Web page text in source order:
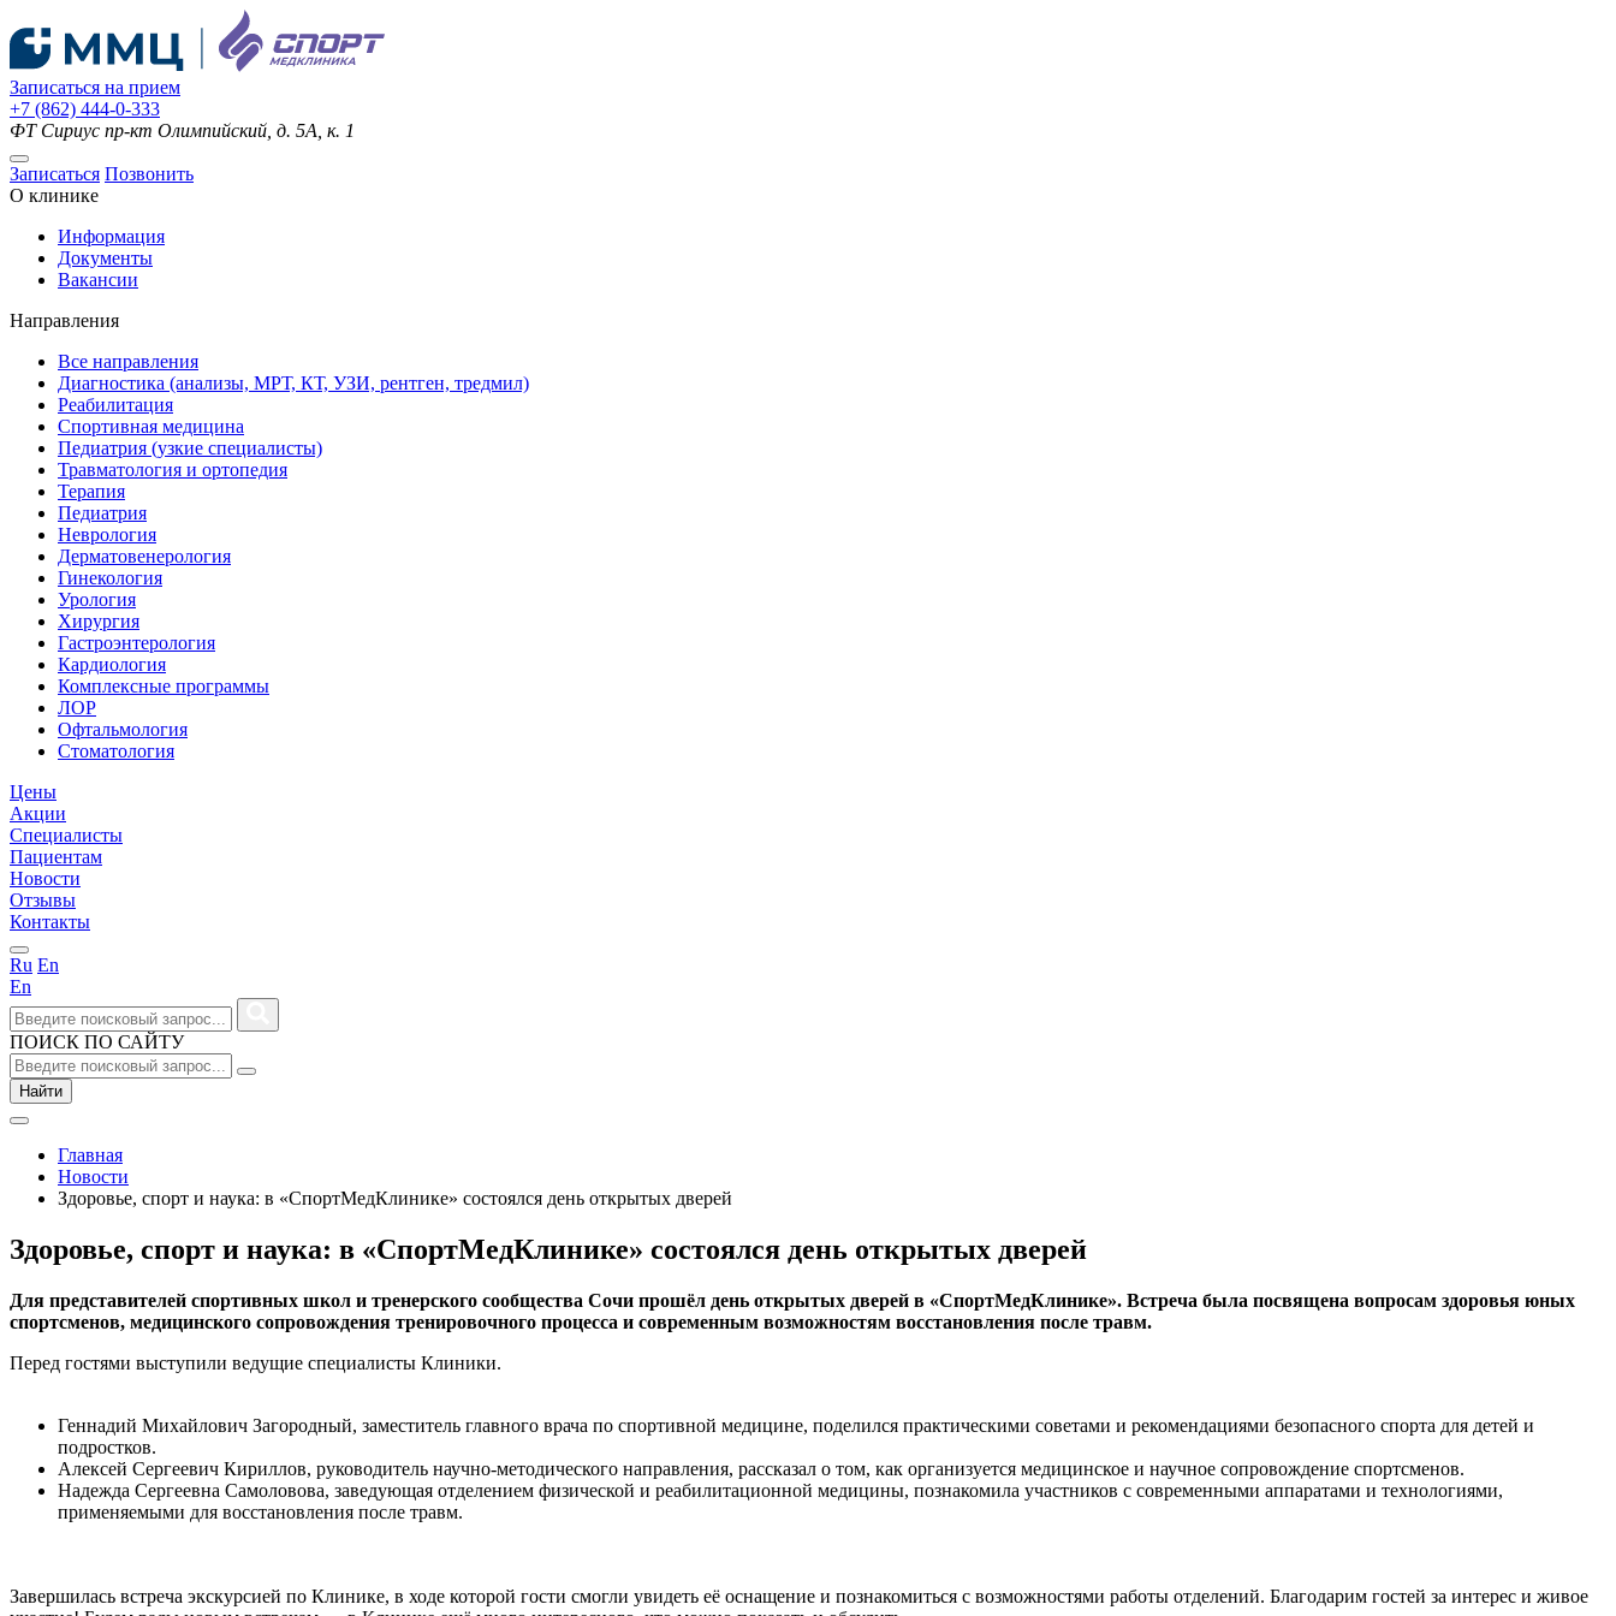
Записаться на прием
+7 (862) 444-0-333
ФТ Сириус пр-кт Олимпийский, д. 5А, к. 1
Записаться Позвонить
О клинике
Информация
Документы
Вакансии
Направления
Все направления
Диагностика (анализы, МРТ, КТ, УЗИ, рентген, тредмил)
Реабилитация
Спортивная медицина
Педиатрия (узкие специалисты)
Травматология и ортопедия
Терапия
Педиатрия
Неврология
Дерматовенерология
Гинекология
Урология
Хирургия
Гастроэнтерология
Кардиология
Комплексные программы
ЛОР
Офтальмология
Стоматология
Цены
Акции
Специалисты
Пациентам
Новости
Отзывы
Контакты
Ru En
En
ПОИСК ПО САЙТУ
Найти
Главная
Новости
Здоровье, спорт и наука: в «СпортМедКлинике» состоялся день открытых дверей
Здоровье, спорт и наука: в «СпортМедКлинике» состоялся день открытых дверей
Для представителей спортивных школ и тренерского сообщества Сочи прошёл день открытых дверей в «СпортМедКлинике». Встреча была посвящена вопросам здоровья юных
спортсменов, медицинского сопровождения тренировочного процесса и современным возможностям восстановления после травм.
Перед гостями выступили ведущие специалисты Клиники.
Геннадий Михайлович Загородный, заместитель главного врача по спортивной медицине, поделился практическими советами и рекомендациями безопасного спорта для детей и
подростков.
Алексей Сергеевич Кириллов, руководитель научно-методического направления, рассказал о том, как организуется медицинское и научное сопровождение спортсменов.
Надежда Сергеевна Самоловова, заведующая отделением физической и реабилитационной медицины, познакомила участников с современными аппаратами и технологиями,
применяемыми для восстановления после травм.
Завершилась встреча экскурсией по Клинике, в ходе которой гости смогли увидеть её оснащение и познакомиться с возможностями работы отделений. Благодарим гостей за интерес и живое